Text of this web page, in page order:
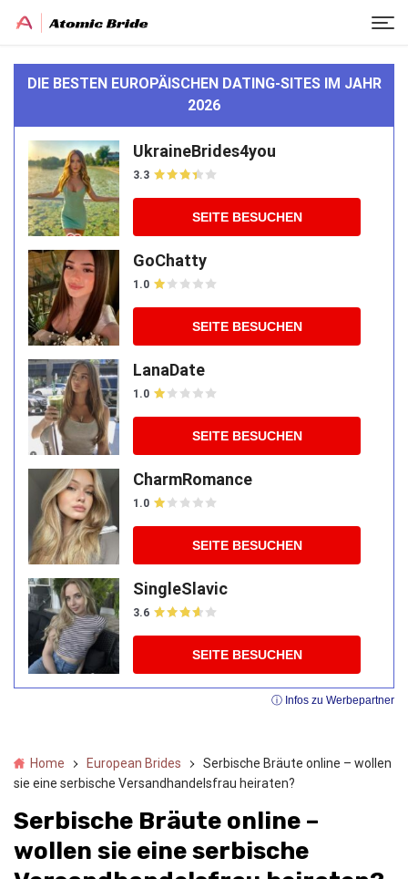
Home European Brides
Serbische Bräute online – wollen
sie eine serbische Versandhandelsfrau heiraten?
Serbische Bräute online –
wollen sie eine serbische
DIE BESTEN EUROPÄISCHEN DATING-SITES IM JAHR
2026
UkraineBrides4you
3.3
SEITE BESUCHEN
GoChatty
1.0
SEITE BESUCHEN
LanaDate
1.0
SEITE BESUCHEN
CharmRomance
1.0
SEITE BESUCHEN
SingleSlavic
3.6
SEITE BESUCHEN
ⓘ Infos zu Werbepartner